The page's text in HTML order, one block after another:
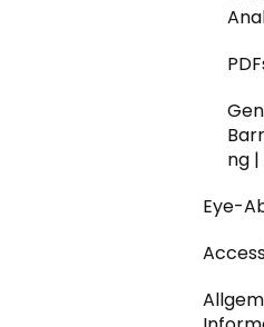
ng
Eye-